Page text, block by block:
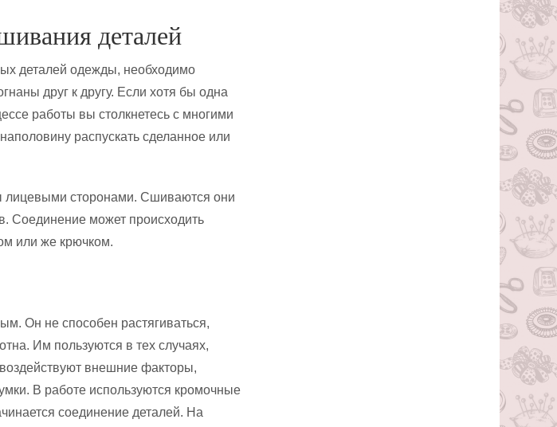
деталей
деталей одежды, необходимо
друг к другу. Если хотя бы одна
работы вы столкнетесь с многими
распускать сделанное или
сторонами. Сшиваются они
Соединение может происходить
или же крючком.
Он не способен растягиваться,
Им пользуются в тех случаях,
внешние факторы,
В работе используются кромочные
соединение деталей. На